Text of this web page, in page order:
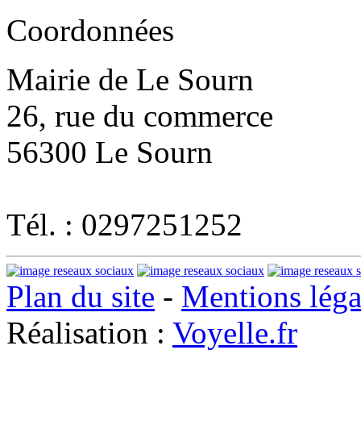
Coordonnées
Mairie de Le Sourn
26, rue du commerce
56300 Le Sourn
Tél. : 0297251252
Plan du site - Mentions
Réalisation : Voyelle.fr